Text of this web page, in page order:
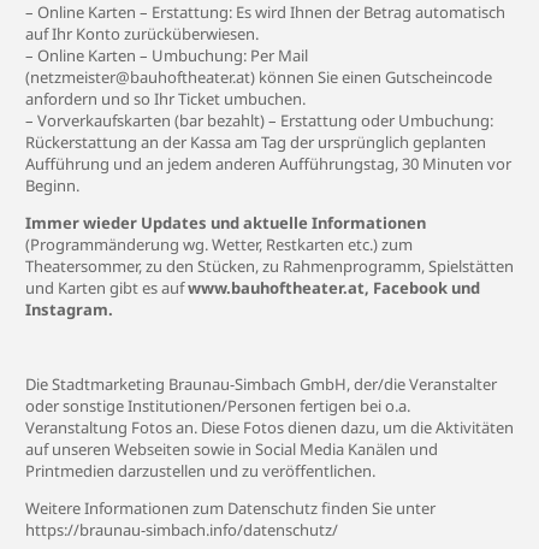
– Online Karten – Erstattung: Es wird Ihnen der Betrag automatisch
auf Ihr Konto zurücküberwiesen.
– Online Karten – Umbuchung: Per Mail
(netzmeister@bauhoftheater.at) können Sie einen Gutscheincode
anfordern und so Ihr Ticket umbuchen.
– Vorverkaufskarten (bar bezahlt) – Erstattung oder Umbuchung:
Rückerstattung an der Kassa am Tag der ursprünglich geplanten
Aufführung und an jedem anderen Aufführungstag, 30 Minuten vor
Beginn.
Immer wieder Updates und aktuelle Informationen
(Programmänderung wg. Wetter, Restkarten etc.) zum
Theatersommer, zu den Stücken, zu Rahmenprogramm, Spielstätten
und Karten gibt es aufwww.bauhoftheater.at, Facebook und
Instagram.
Die Stadtmarketing Braunau-Simbach GmbH, der/die Veranstalter
oder sonstige Institutionen/Personen fertigen bei o.a.
Veranstaltung Fotos an. Diese Fotos dienen dazu, um die Aktivitäten
auf unseren Webseiten sowie in Social Media Kanälen und
Printmedien darzustellen und zu veröffentlichen.
Weitere Informationen zum Datenschutz finden Sie unter
https://braunau-simbach.info/datenschutz/